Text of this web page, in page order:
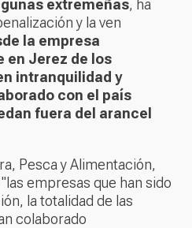
extremeñas, ha
y la ven
la empresa
en Jerez de los
intranquilidad y
con el país
fuera del arancel
Pesca y Alimentación,
empresas que han sido
la totalidad de las
colaborado